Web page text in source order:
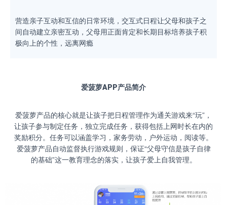
营造亲子互动和互信的日常环境，交互式日程让父母和孩子之
间自动建立亲密互动，父母用正面肯定和长期目标培养孩子积
极向上的个性，远离网瘾
爱菠萝APP产品简介
爱菠萝产品的核心就是让孩子把日程管理作为通关游戏来“玩”，
让孩子参与制定任务，独立完成任务，获得包括上网时长在内的
奖励积分。任务可以涵盖学习，家务劳动，户外运动，阅读等。
爱菠萝产品自动监督执行游戏规则，保证“父母守信是孩子自律
的基础”这一教育理念的落实，让孩子爱上自我管理。